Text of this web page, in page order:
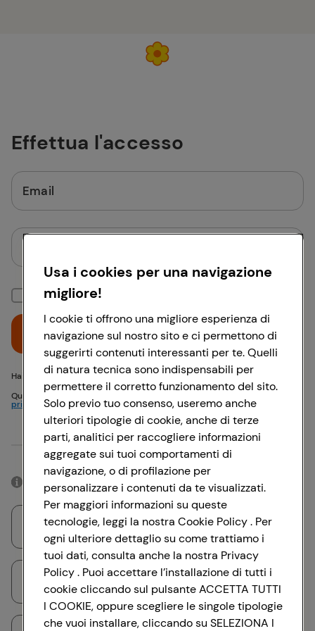
Effettua l'accesso
Email
Mantieni la sessione attiva
Hai problemi di accesso? {{recover-pwd}} o {{recover-email}}
Questo sito è protetto da reCAPTCHA e si applicano
privacy eTermini di servizioGoogle
Accedi
Oppure
Accedendo con il tuo account social, rimarrai connesso per 12 ore.
Accedi con Google
Usa i cookies per una navigazione
migliore!
I cookie ti offrono una migliore esperienza di
navigazione sul nostro sito e ci permettono di
suggerirti contenuti interessanti per te. Quelli
di natura tecnica sono indispensabili per
permettere il corretto funzionamento del sito.
Solo previo tuo consenso, useremo anche
ulteriori tipologie di cookie, anche di terze
parti, analitici per raccogliere informazioni
aggregate sui tuoi comportamenti di
navigazione, o di profilazione per
personalizzare i contenuti da te visualizzati.
Per maggiori informazioni su queste
tecnologie, leggi la nostra Cookie Policy . Per
ogni ulteriore dettaglio su come trattiamo i
tuoi dati, consulta anche la nostra Privacy
Policy . Puoi accettare l’installazione di tutti i
cookie cliccando sul pulsante ACCETTA TUTTI
I COOKIE, oppure scegliere le singole tipologie
che vuoi installare, cliccando su SELEZIONA I